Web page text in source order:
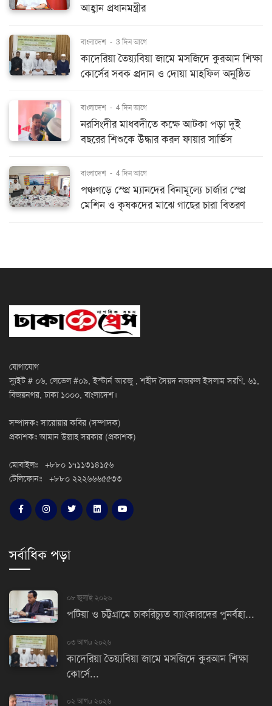
আহ্বান প্রধানমন্ত্রীর
বাংলাদেশ - 3 দিন আগে
কাদেরিয়া তৈয়্যবিয়া জামে মসজিদে কুরআন শিক্ষা
কোর্সের সবক প্রদান ও দোয়া মাহফিল অনুষ্ঠিত
বাংলাদেশ - 4 দিন আগে
নরসিংদীর মাধবদীতে কক্ষে আটকা পড়া দুই
বছরের শিশুকে উদ্ধার করল ফায়ার সার্ভিস
বাংলাদেশ - 4 দিন আগে
পঞ্চগড়ে স্প্রে ম্যানদের বিনামূল্যে চার্জার স্প্রে
মেশিন ও কৃষকদের মাঝে গাছের চারা বিতরণ
যোগাযোগ
স্যুইট # ০৬, লেভেল #০৯, ইস্টার্ন আরজু , শহীদ সৈয়দ নজরুল ইসলাম সরণি, ৬১,
বিজয়নগর, ঢাকা ১০০০, বাংলাদেশ।
সম্পাদকঃ সারোয়ার কবির (সম্পাদক)
প্রকাশকঃ আমান উল্লাহ সরকার (প্রকাশক)
মোবাইলঃ +৮৮০ ১৭১১৩১৪১৫৬
টেলিফোনঃ +৮৮০ ২২২৬৬৬৫৫৩৩
সর্বাধিক পড়া
০৮ জুলাই ২০২৬
পটিয়া ও চট্টগ্রামে চাকরিচ্যুত ব্যাংকারদের পুনর্বহা...
০৩ আগu ২০২৬
কাদেরিয়া তৈয়্যবিয়া জামে মসজিদে কুরআন শিক্ষা
কোর্সে...
০২ আগu ২০২৬